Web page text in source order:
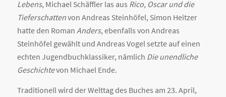
Lebens, Michael Schäffler las aus Rico, Oscar und die
Tieferschattenvon Andreas Steinhöfel, Simon Heitzer
hatte den Roman Anders, ebenfalls von Andreas
Steinhöfel gewählt und Andreas Vogel setzte auf einen
echten Jugendbuchklassiker, nämlich Die unendliche
Geschichtevon Michael Ende.
Traditionell wird der Welttag des Buches am 23. April,